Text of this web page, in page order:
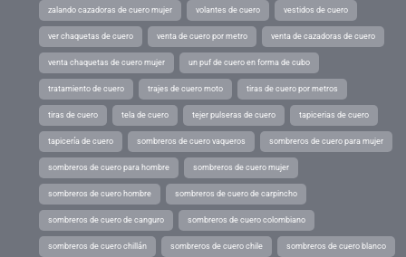
zalando cazadoras de cuero mujer volantes de cuero vestidos de cuero
ver chaquetas de cuero venta de cuero por metro venta de cazadoras de cuero
venta chaquetas de cuero mujer un puf de cuero en forma de cubo
tratamiento de cuero trajes de cuero moto tiras de cuero por metros
tiras de cuero tela de cuero tejer pulseras de cuero tapicerias de cuero
tapicería de cuero sombreros de cuero vaqueros sombreros de cuero para mujer
sombreros de cuero para hombre sombreros de cuero mujer
sombreros de cuero hombre sombreros de cuero de carpincho
sombreros de cuero de canguro sombreros de cuero colombiano
sombreros de cuero chillán sombreros de cuero chile sombreros de cuero blanco